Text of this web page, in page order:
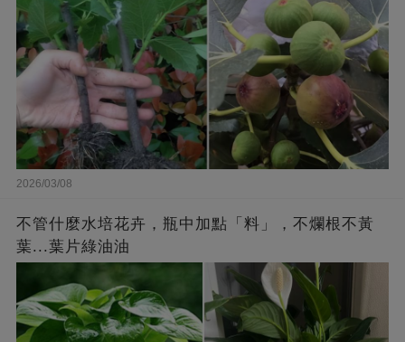
2026/03/08
不管什麼水培花卉，瓶中加點「料」，不爛根不黃
葉...葉片綠油油